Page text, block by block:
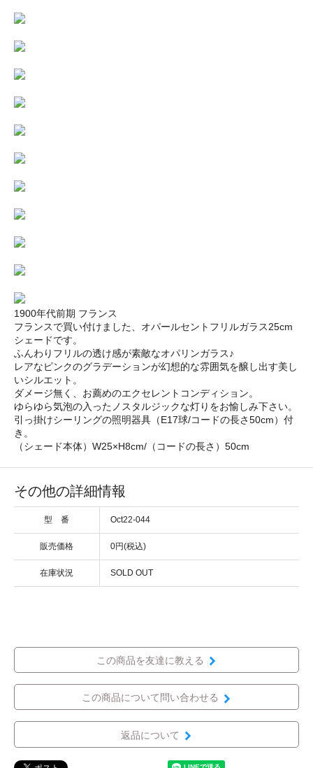
1900年代前期 フランス
フランスで買い付けました、オパールセントフリルガラス25cm
シェードです。
ふんわりフリルの透け感が素敵なオパリンガラス♪
レアなピンクのグラデーションが幻想的な雰囲気を醸し出す美し
いシルエット。
ダメージ無く、お薦めのエクセレントコンディション。
ゆらゆら気泡の入ったノスタルジックな灯りをお愉しみ下さい。
引っ掛けシーリングの照明器具（E17球/コードの長さ50cm）付
き。
（シェード本体）W25×H8cm/（コードの長さ）50cm
その他の詳細情報
型 番 Oct22-044
販売価格 0円(税込)
在庫状況 SOLD OUT
この商品を友達に教える
この商品について問い合わせる
返品について